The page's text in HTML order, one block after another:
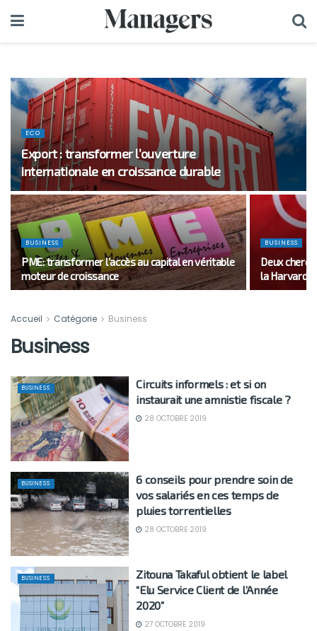
ECO
Export : transformer l’ouverture
internationale en croissance durable
BUSINESS
PME: transformer l’accès au capital en véritable
moteur de croissance
BUSINESS
Deux
la Harvard
Accueil Catégorie Business
Business
BUSINESS
Circuits informels : et si on
instaurait une amnistie fiscale ?
28 OCTOBRE 2019
BUSINESS
6 conseils pour prendre soin de
vos salariés en ces temps de
pluies torrentielles
28 OCTOBRE 2019
BUSINESS
Zitouna Takaful obtient le label
“Elu Service Client de l’Année
2020”
27 OCTOBRE 2019